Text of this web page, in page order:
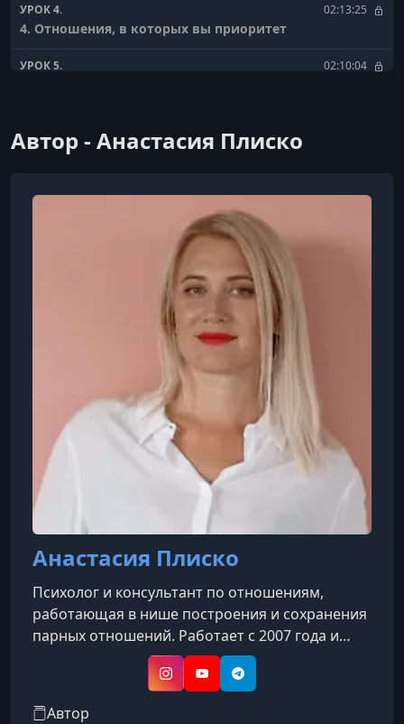
УРОК 4. 02:13:25
4. Отношения, в которых вы приоритет
УРОК 5. 02:10:04
Автор - Анастасия Плиско
Анастасия Плиско
Психолог и консультант по отношениям,
работающая в нише построения и сохранения
парных отношений. Работает с 2007 года и
занимается вопросами знакомства,
построения пары, кризисов в отношениях и
InstagramYouTubeTelegram
Автор